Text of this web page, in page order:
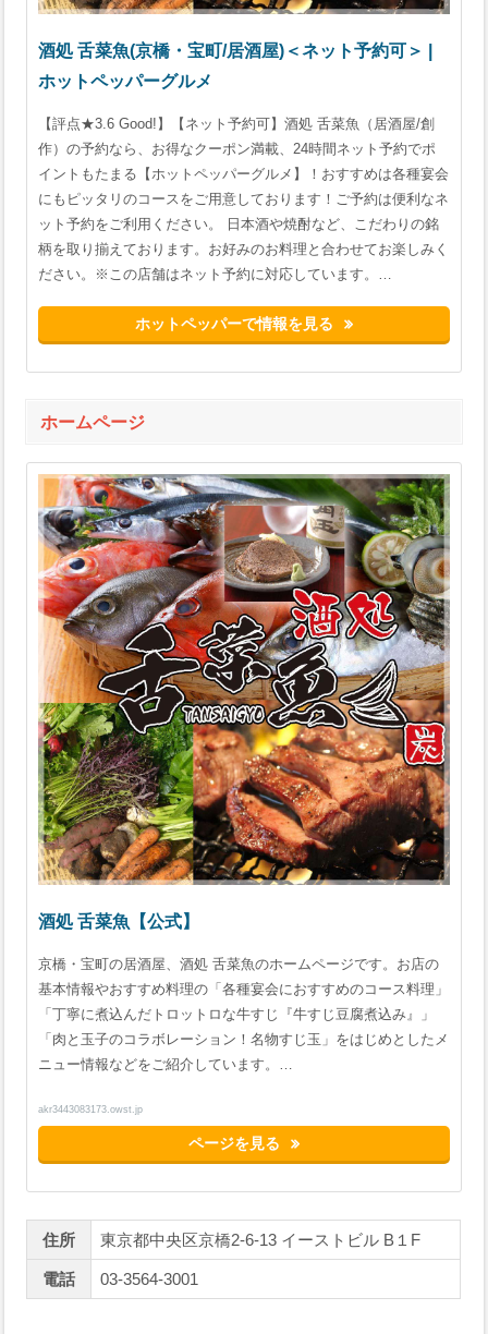
酒処 舌菜魚(京橋・宝町/居酒屋)＜ネット予約可＞ |
ホットペッパーグルメ
【評点★3.6 Good!】【ネット予約可】酒処 舌菜魚（居酒屋/創
作）の予約なら、お得なクーポン満載、24時間ネット予約でポ
イントもたまる【ホットペッパーグルメ】！おすすめは各種宴会
にもピッタリのコースをご用意しております！ご予約は便利なネ
ット予約をご利用ください。 日本酒や焼酎など、こだわりの銘
柄を取り揃えております。お好みのお料理と合わせてお楽しみく
ださい。※この店舗はネット予約に対応しています。…
ホットペッパーで情報を見る
ホームページ
酒処 舌菜魚【公式】
京橋・宝町の居酒屋、酒処 舌菜魚のホームページです。お店の
基本情報やおすすめ料理の「各種宴会におすすめのコース料理」
「丁寧に煮込んだトロットロな牛すじ『牛すじ豆腐煮込み』」
「肉と玉子のコラボレーション！名物すじ玉」をはじめとしたメ
ニュー情報などをご紹介しています。…
akr3443083173.owst.jp
ページを見る
住所 東京都中央区京橋2-6-13 イーストビル B１F
電話 03-3564-3001